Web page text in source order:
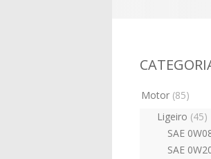
Motor (85)
Ligeiro (45)
SAE
SAE